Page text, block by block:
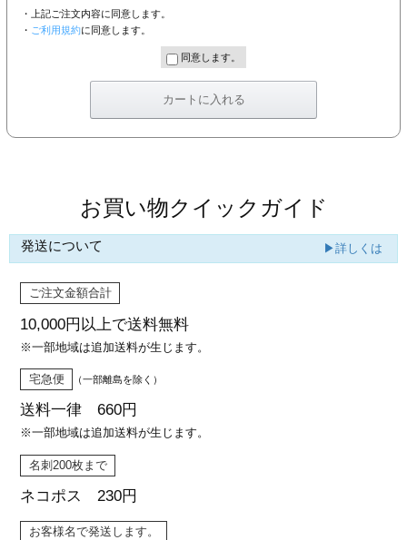
・上記ご注文内容に同意します。
・ ご利用規約に同意します。
同意します。
お買い物クイックガイド
発送について ▶詳しくは
ご注文金額合計
10,000円以上で送料無料
※一部地域は追加送料が生じます。
宅急便 （一部離島を除く）
送料一律 660円
※一部地域は追加送料が生じます。
名刺200枚まで
ネコポス 230円
お客様名で発送します。